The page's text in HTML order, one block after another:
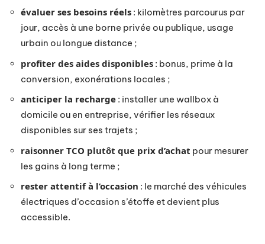
évaluer ses besoins réels : kilomètres parcourus par
jour, accès à une borne privée ou publique, usage
urbain ou longue distance ;
profiter des aides disponibles : bonus, prime à la
conversion, exonérations locales ;
anticiper la recharge : installer une wallbox à
domicile ou en entreprise, vérifier les réseaux
disponibles sur ses trajets ;
raisonner TCO plutôt que prix d’achat pour mesurer
les gains à long terme ;
rester attentif à l’occasion : le marché des véhicules
électriques d’occasion s’étoffe et devient plus
accessible.